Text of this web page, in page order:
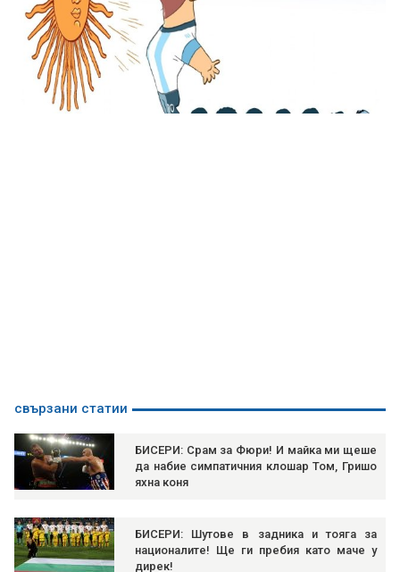
свързани статии
БИСЕРИ: Срам за Фюри! И майка ми щеше
да набие симпатичния клошар Том, Гришо
яхна коня
БИСЕРИ: Шутове в задника и тояга за
националите! Ще ги пребия като маче у
дирек!